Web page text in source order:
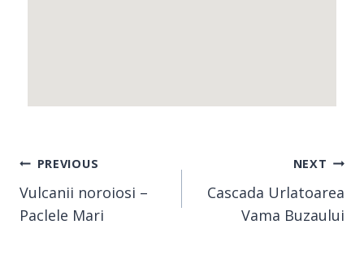
PREVIOUS
Vulcanii noroiosi –
Paclele Mari
NEXT
Cascada Urlatoarea
Vama Buzaului